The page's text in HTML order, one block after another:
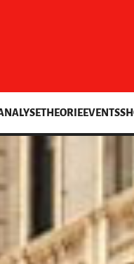
THEORIEEVENTS